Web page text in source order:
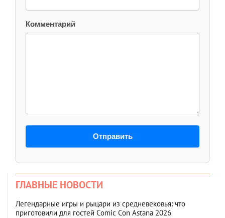
Комментарий
Отправить
ГЛАВНЫЕ НОВОСТИ
Легендарные игры и рыцари из средневековья: что
приготовили для гостей Comic Con Astana 2026